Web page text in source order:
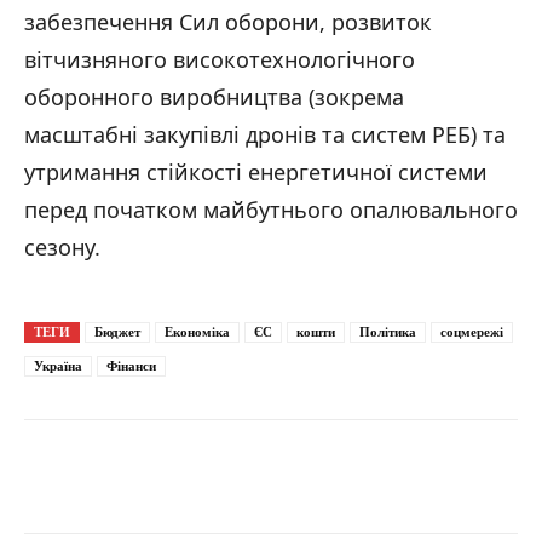
забезпечення Сил оборони, розвиток
вітчизняного високотехнологічного
оборонного виробництва (зокрема
масштабні закупівлі дронів та систем РЕБ) та
утримання стійкості енергетичної системи
перед початком майбутнього опалювального
сезону.
ТЕГИ Бюджет Економіка ЄС кошти Політика соцмережі
Україна Фінанси